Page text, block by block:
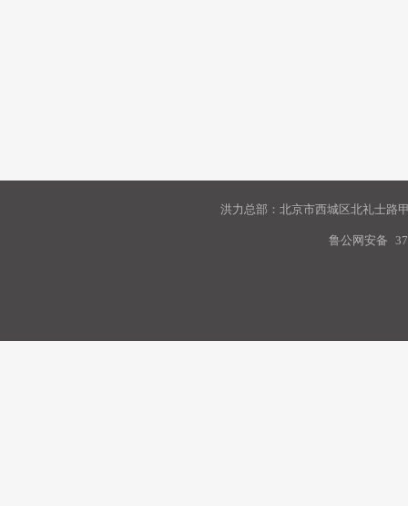
洪力总部：北京市西城区北礼士路
鲁公网安备